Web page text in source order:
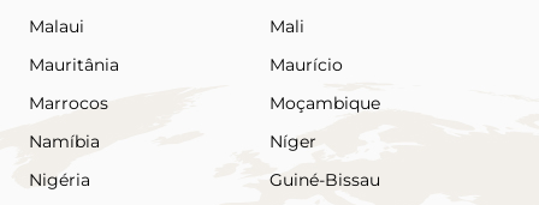
Malaui
Mali
Mauritânia
Maurício
Marrocos
Moçambique
Namíbia
Níger
Nigéria
Guiné-Bissau